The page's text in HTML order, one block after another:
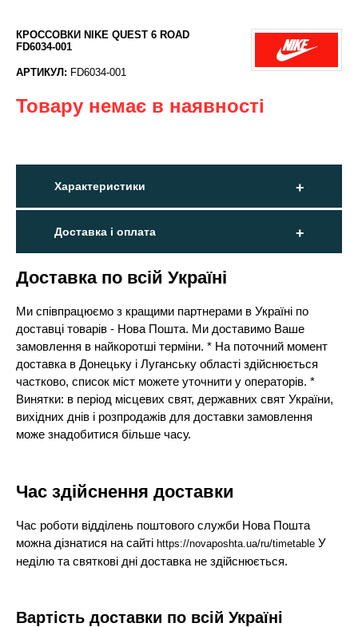
КРОССОВКИ NIKE QUEST 6 ROAD
FD6034-001
АРТИКУЛ: FD6034-001
Товару немає в наявності
Характеристики
Доставка і оплата
Доставка по всій Україні
Ми співпрацюємо з кращими партнерами в Україні по
доставці товарів - Нова Пошта. Ми доставимо Ваше
замовлення в найкоротші терміни. * На поточний момент
доставка в Донецьку і Луганську області здійснюється
частково, список міст можете уточнити у операторів. *
Винятки: в період місцевих свят, державних свят України,
вихідних днів і розпродажів для доставки замовлення
може знадобитися більше часу.
Час здійснення доставки
Час роботи відділень поштового служби Нова Пошта
можна дізнатися на сайтіhttps://novaposhta.ua/ru/timetable У
неділю та святкові дні доставка не здійснюється.
Вартість доставки по всій Україні